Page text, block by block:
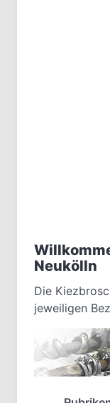
Neukölln
Die
jeweiligen